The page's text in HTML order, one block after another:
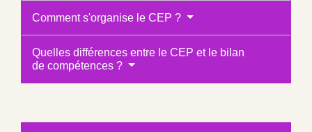
Comment s'organise le CEP ?
Quelles différences entre le CEP et le bilan
de compétences ?